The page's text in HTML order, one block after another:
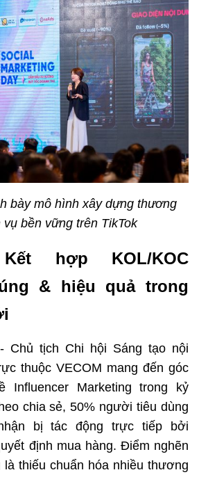
bày mô hình xây dựng thương
vụ bền vững trên TikTok
Kết hợp KOL/KOC
& hiệu quả trong
Chủ tịch Chi hội Sáng tạo nội
thuộc VECOM mang đến góc
Influencer Marketing trong kỷ
chia sẻ, 50% người tiêu dùng
bị tác động trực tiếp bởi
định mua hàng. Điểm nghẽn
thiếu chuẩn hóa nhiều thương